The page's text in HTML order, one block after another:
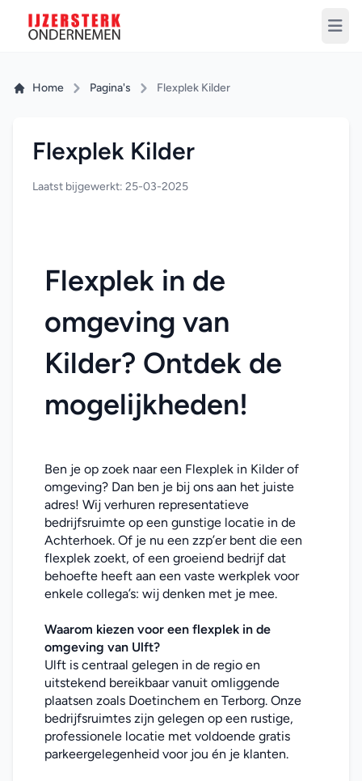
Home Pagina's Flexplek Kilder
Flexplek Kilder
Laatst bijgewerkt: 25-03-2025
Flexplek in de
omgeving van
Kilder? Ontdek de
mogelijkheden!
Ben je op zoek naar een Flexplek in Kilder of
omgeving? Dan ben je bij ons aan het juiste
adres! Wij verhuren representatieve
bedrijfsruimte op een gunstige locatie in de
Achterhoek. Of je nu een zzp’er bent die een
flexplek zoekt, of een groeiend bedrijf dat
behoefte heeft aan een vaste werkplek voor
enkele collega’s: wij denken met je mee.
Waarom kiezen voor een flexplek in de
omgeving van Ulft?
Ulft is centraal gelegen in de regio en
uitstekend bereikbaar vanuit omliggende
plaatsen zoals Doetinchem en Terborg. Onze
bedrijfsruimtes zijn gelegen op een rustige,
professionele locatie met voldoende gratis
parkeergelegenheid voor jou én je klanten.